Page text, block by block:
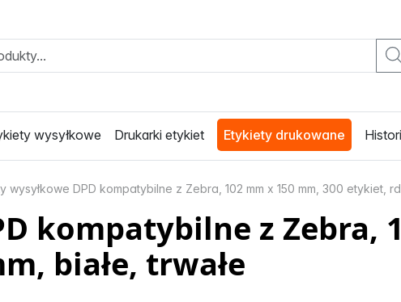
wysyłkowe Drukarki etykiet Etykiety drukowane
wysyłkowe DPD kompatybilne z Zebra, 102 mm x 150 mm, 300 etykiet,
kompatybilne z Zebra,
białe, trwałe